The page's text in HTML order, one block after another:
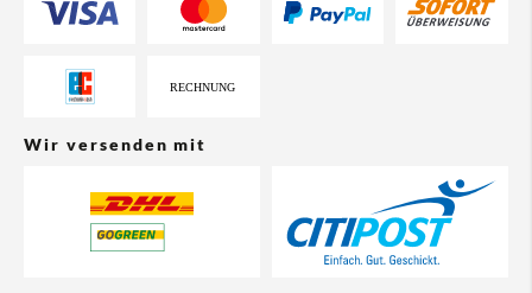
Wir versenden mit